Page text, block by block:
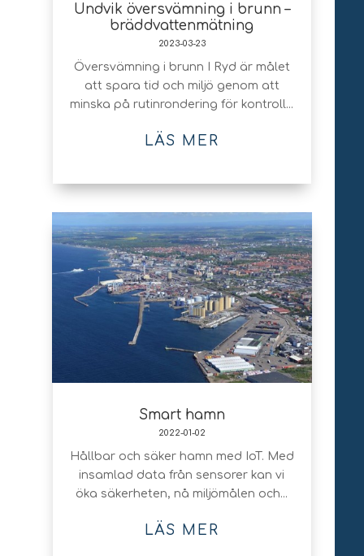
Undvik översvämning i brunn –
bräddvattenmätning
2023-03-23
Översvämning i brunn I Ryd är målet
att spara tid och miljö genom att
minska på rutinrondering för kontroll...
LÄS MER
Smart hamn
2022-01-02
Hållbar och säker hamn med IoT. Med
insamlad data från sensorer kan vi
öka säkerheten, nå miljömålen och...
LÄS MER